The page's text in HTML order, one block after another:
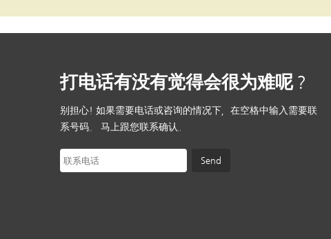
2013 2012 2011 2010
打电话有没有觉得会很为难呢？
别担心! 如果需要电话或咨询的情况下，在空格中输入需要联
系号码。 马上跟您联系确认。